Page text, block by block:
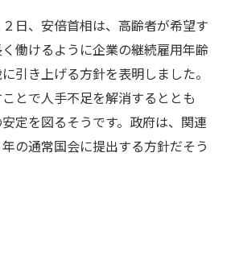
日、安倍首相は、高齢者が希望す
働けるように企業の継続雇用年齢
引き上げる方針を表明しました。
とで人手不足を解消するととも
定を図るそうです。政府は、関連
の通常国会に提出する方針だそう